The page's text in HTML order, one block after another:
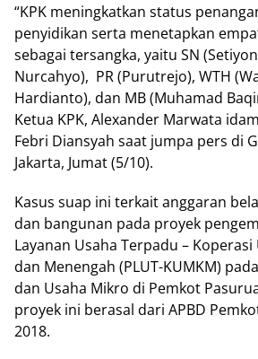
“KPK meningkatkan status
penyidikan serta menetapkan
sebagai tersangka, yaitu SN
Nurcahyo), PR (Purutrejo), WTH
Hardianto), dan MB (Muhamad
Ketua KPK, Alexander Marwata
Febri Diansyah saat jumpa pers di
Jakarta, Jumat (5/10).
Kasus suap ini terkait anggaran
dan bangunan pada proyek
Layanan Usaha Terpadu –
dan Menengah (PLUT-KUMKM)
dan Usaha Mikro di Pemkot
proyek ini berasal dari APBD
2018.